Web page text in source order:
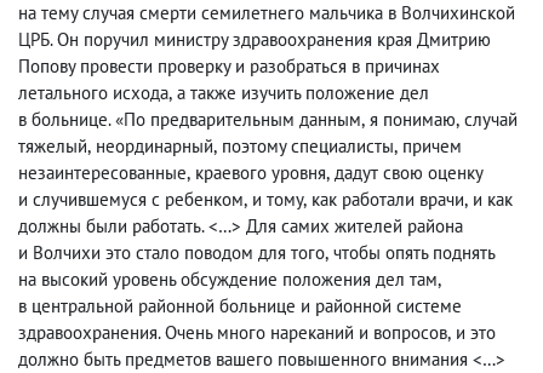
на тему случая смерти семилетнего мальчика в Волчихинской
ЦРБ. Он поручил министру здравоохранения края Дмитрию
Попову провести проверку и разобраться в причинах
летального исхода, а также изучить положение дел
в больнице. «По предварительным данным, я понимаю, случай
тяжелый, неординарный, поэтому специалисты, причем
незаинтересованные, краевого уровня, дадут свою оценку
и случившемуся с ребенком, и тому, как работали врачи, и как
должны были работать. <…> Для самих жителей района
и Волчихи это стало поводом для того, чтобы опять поднять
на высокий уровень обсуждение положения дел там,
в центральной районной больнице и районной системе
здравоохранения. Очень много нареканий и вопросов, и это
должно быть предметов вашего повышенного внимания <…>